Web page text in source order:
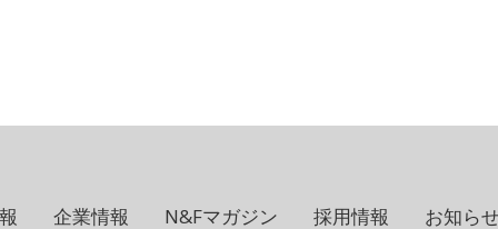
企業情報 N&Fマガジン 採用情報 お知ら